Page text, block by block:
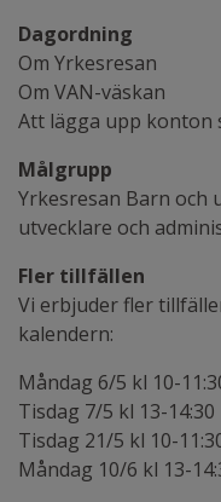
Dagordning
Om Yrkesresan
Om VAN-väskan
Att lägga upp konton
Målgrupp
Yrkesresan Barn och
utvecklare och
Fler tillfällen
Vi erbjuder fler
kalendern:
Måndag 6/5 kl 10-
Tisdag 7/5 kl 13-14:30
Tisdag 21/5 kl 10-
Måndag 10/6 kl 13-